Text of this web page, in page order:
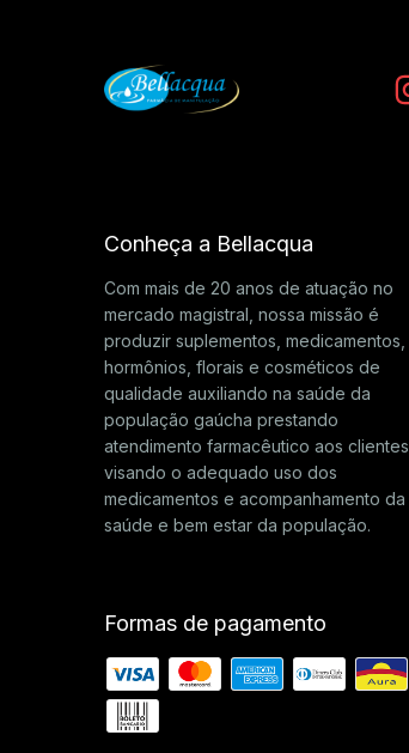
Conheça a Bellacqua
Com mais de 20 anos de atuação no
mercado magistral, nossa missão é
produzir suplementos, medicamentos,
hormônios, florais e cosméticos de
qualidade auxiliando na saúde da
população gaúcha prestando
atendimento farmacêutico aos clientes
visando o adequado uso dos
medicamentos e acompanhamento da
saúde e bem estar da população.
Formas de pagamento